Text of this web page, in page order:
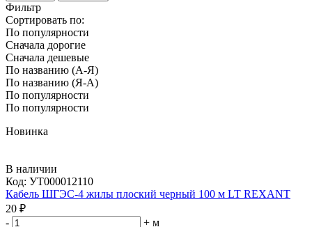
Фильтр
Сортировать по:
По популярности
Сначала дорогие
Сначала дешевые
По названию (А-Я)
По названию (Я-А)
По популярности
По популярности
Новинка
В наличии
Код: УТ000012110
Кабель ШГЭС-4 жилы плоский черный 100 м LT REXANT
20 ₽
-
+ м